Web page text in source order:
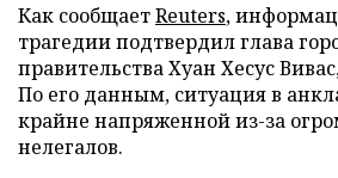
Как сообщаетReuters,
трагедии подтвердил глава
правительства Хуан Хесус
По его данным, ситуация в
крайне напряженной из-за
нелегалов.